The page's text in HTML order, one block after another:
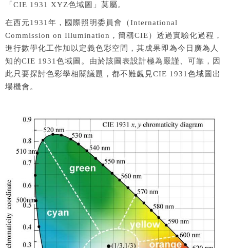
「CIE 1931 XYZ色域圖」莫屬。
在西元1931年，國際照明委員會（International
Commission on Illumination，簡稱CIE）透過實驗化過程，
進行數學化工作加以定義色彩空間，其成果即為今日廣為人
知的CIE 1931色域圖。由於該圖表設計極為嚴謹、可靠，因
此只要探討色彩學相關議題，都不難覷見CIE 1931色域圖出
場機會。